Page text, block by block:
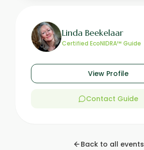
Linda Beekelaar
Certified EcoNIDRA™ Guide
View Profile
Contact Guide
Back to all events